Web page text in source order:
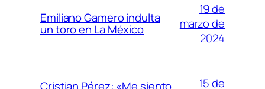
Emiliano Gamero indulta
un toro en La México
19 de
marzo de
2024
15 de